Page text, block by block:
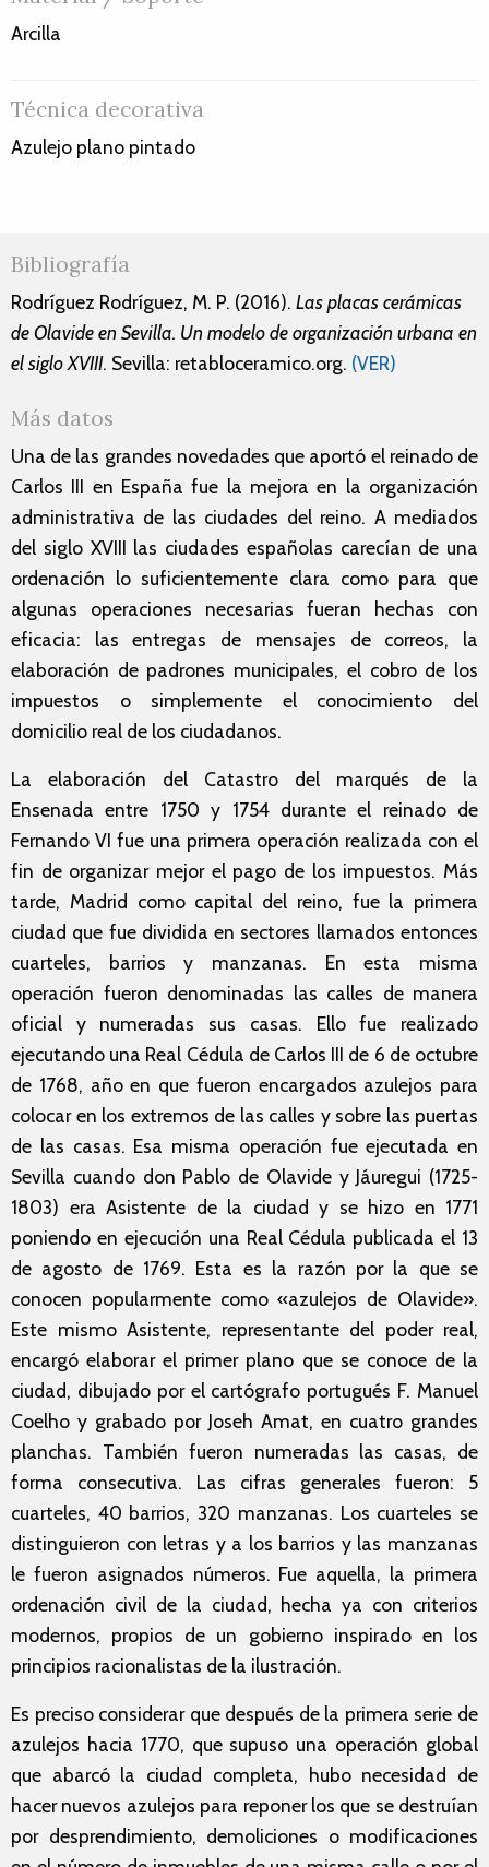
Arcilla
Técnica decorativa
Azulejo plano pintado
Bibliografía
Rodríguez Rodríguez, M. P. (2016). Las placas cerámicas
de Olavide en Sevilla. Un modelo de organización urbana en
el siglo XVIII. Sevilla: retabloceramico.org. (VER)
Más datos
Una de las grandes novedades que aportó el reinado de
Carlos III en España fue la mejora en la organización
administrativa de las ciudades del reino. A mediados
del siglo XVIII las ciudades españolas carecían de una
ordenación lo suficientemente clara como para que
algunas operaciones necesarias fueran hechas con
eficacia: las entregas de mensajes de correos, la
elaboración de padrones municipales, el cobro de los
impuestos o simplemente el conocimiento del
domicilio real de los ciudadanos.
La elaboración del Catastro del marqués de la
Ensenada entre 1750 y 1754 durante el reinado de
Fernando VI fue una primera operación realizada con el
fin de organizar mejor el pago de los impuestos. Más
tarde, Madrid como capital del reino, fue la primera
ciudad que fue dividida en sectores llamados entonces
cuarteles, barrios y manzanas. En esta misma
operación fueron denominadas las calles de manera
oficial y numeradas sus casas. Ello fue realizado
ejecutando una Real Cédula de Carlos III de 6 de octubre
de 1768, año en que fueron encargados azulejos para
colocar en los extremos de las calles y sobre las puertas
de las casas. Esa misma operación fue ejecutada en
Sevilla cuando don Pablo de Olavide y Jáuregui (1725-
1803) era Asistente de la ciudad y se hizo en 1771
poniendo en ejecución una Real Cédula publicada el 13
de agosto de 1769. Esta es la razón por la que se
conocen popularmente como «azulejos de Olavide».
Este mismo Asistente, representante del poder real,
encargó elaborar el primer plano que se conoce de la
ciudad, dibujado por el cartógrafo portugués F. Manuel
Coelho y grabado por Joseh Amat, en cuatro grandes
planchas. También fueron numeradas las casas, de
forma consecutiva. Las cifras generales fueron: 5
cuarteles, 40 barrios, 320 manzanas. Los cuarteles se
distinguieron con letras y a los barrios y las manzanas
le fueron asignados números. Fue aquella, la primera
ordenación civil de la ciudad, hecha ya con criterios
modernos, propios de un gobierno inspirado en los
principios racionalistas de la ilustración.
Es preciso considerar que después de la primera serie de
azulejos hacia 1770, que supuso una operación global
que abarcó la ciudad completa, hubo necesidad de
hacer nuevos azulejos para reponer los que se destruían
por desprendimiento, demoliciones o modificaciones